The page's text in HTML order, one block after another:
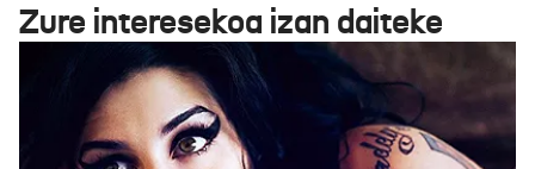
Zure interesekoa izan daiteke